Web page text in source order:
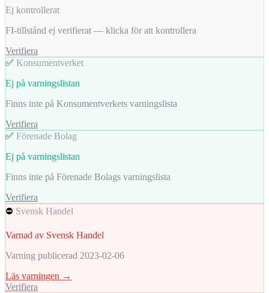
Ej kontrollerat
FI-tillstånd ej verifierat — klicka för att kontrollera
Verifiera
✅ Konsumentverket
Ej på varningslistan
Finns inte på Konsumentverkets varningslista
Verifiera
✅ Förenade Bolag
Ej på varningslistan
Finns inte på Förenade Bolags varningslista
Verifiera
⛔ Svensk Handel
Varnad av Svensk Handel
Varning publicerad 2023-02-06
Läs varningen →
Verifiera